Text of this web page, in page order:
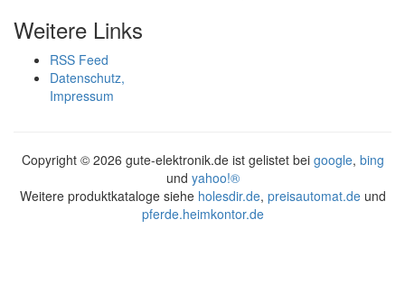
Weitere Links
RSS Feed
Datenschutz,
Impressum
Copyright © 2026 gute-elektronik.de ist gelistet bei google, bing
und yahoo!®
Weitere produktkataloge siehe holesdir.de, preisautomat.deund
pferde.heimkontor.de